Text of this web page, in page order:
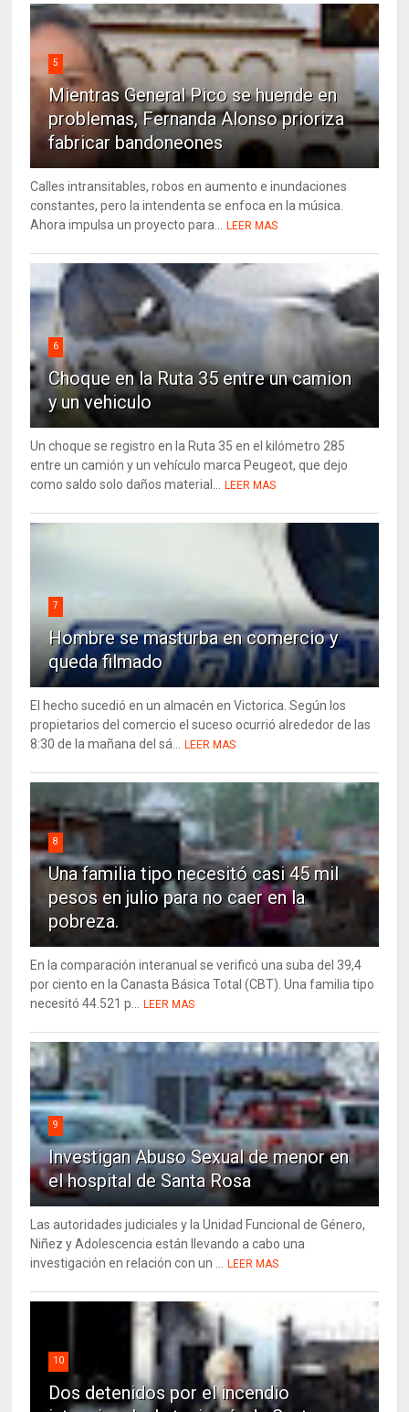
5
Mientras General Pico se huende en
problemas, Fernanda Alonso prioriza
fabricar bandoneones
Calles intransitables, robos en aumento e inundaciones
constantes, pero la intendenta se enfoca en la música.
Ahora impulsa un proyecto para...
LEER MAS
6
Choque en la Ruta 35 entre un camion
y un vehiculo
Un choque se registro en la Ruta 35 en el kilómetro 285
entre un camión y un vehículo marca Peugeot, que dejo
como saldo solo daños material...
LEER MAS
7
Hombre se masturba en comercio y
queda filmado
El hecho sucedió en un almacén en Victorica. Según los
propietarios del comercio el suceso ocurrió alrededor de las
8:30 de la mañana del sá...
LEER MAS
8
Una familia tipo necesitó casi 45 mil
pesos en julio para no caer en la
pobreza.
En la comparación interanual se verificó una suba del 39,4
por ciento en la Canasta Básica Total (CBT). Una familia tipo
necesitó 44.521 p...
LEER MAS
9
Investigan Abuso Sexual de menor en
el hospital de Santa Rosa
Las autoridades judiciales y la Unidad Funcional de Género,
Niñez y Adolescencia están llevando a cabo una
investigación en relación con un ...
LEER MAS
10
Dos detenidos por el incendio